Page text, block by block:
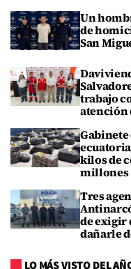
Un
de
San
trabajo
atención
Gabinete
kilos de
millones
Tres
de exigir
dañarle
LO MÁS VISTO DEL